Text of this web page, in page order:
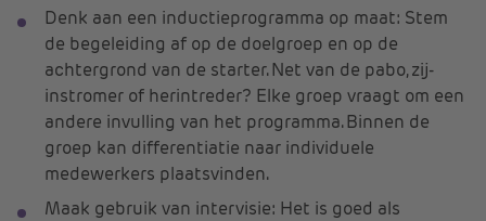
Denk aan een inductieprogramma op maat: Stem
de begeleiding af op de doelgroep en op de
achtergrond van de starter. Net van de pabo, zij-
instromer of herintreder? Elke groep vraagt om een
andere invulling van het programma. Binnen de
groep kan differentiatie naar individuele
medewerkers plaatsvinden.
Maak gebruik van intervisie: Het is goed als